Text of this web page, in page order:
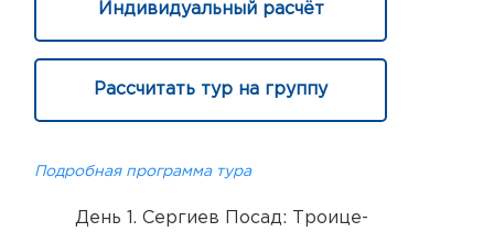
Индивидуальный расчёт
Рассчитать тур на группу
Подробная программа тура
День 1. Сергиев Посад: Троице-